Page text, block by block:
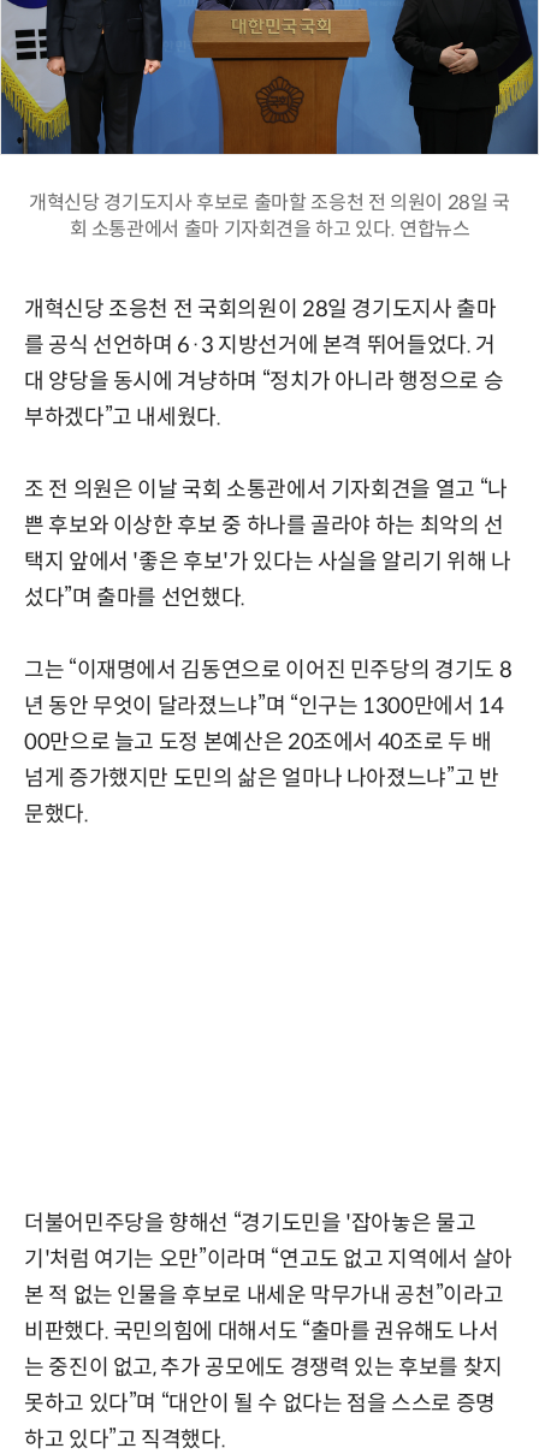
개혁신당 경기도지사 후보로 출마할 조응천 전 의원이 28일 국
회 소통관에서 출마 기자회견을 하고 있다. 연합뉴스
개혁신당 조응천 전 국회의원이 28일 경기도지사 출마
를 공식 선언하며 6·3 지방선거에 본격 뛰어들었다. 거
대 양당을 동시에 겨냥하며 “정치가 아니라 행정으로 승
부하겠다”고 내세웠다.
조 전 의원은 이날 국회 소통관에서 기자회견을 열고 “나
쁜 후보와 이상한 후보 중 하나를 골라야 하는 최악의 선
택지 앞에서 '좋은 후보'가 있다는 사실을 알리기 위해 나
섰다”며 출마를 선언했다.
그는 “이재명에서 김동연으로 이어진 민주당의 경기도 8
년 동안 무엇이 달라졌느냐”며 “인구는 1300만에서 14
00만으로 늘고 도정 본예산은 20조에서 40조로 두 배
넘게 증가했지만 도민의 삶은 얼마나 나아졌느냐”고 반
문했다.
더불어민주당을 향해선 “경기도민을 '잡아놓은 물고
기'처럼 여기는 오만”이라며 “연고도 없고 지역에서 살아
본 적 없는 인물을 후보로 내세운 막무가내 공천”이라고
비판했다. 국민의힘에 대해서도 “출마를 권유해도 나서
는 중진이 없고, 추가 공모에도 경쟁력 있는 후보를 찾지
못하고 있다”며 “대안이 될 수 없다는 점을 스스로 증명
하고 있다”고 직격했다.